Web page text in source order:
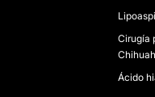
Cirugía
Ácido